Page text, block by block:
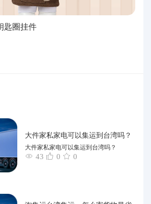
匙圈挂件
大件家私家电可以集运到台湾吗？
大件家私家电可以集运到台湾吗？
43 0 0